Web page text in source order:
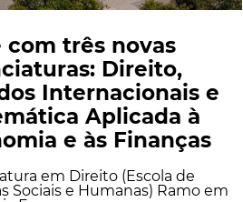
com três novas
Direito,
Internacionais e
Aplicada à
e às Finanças
em Direito (Escola de
Sociais e Humanas) Ramo em